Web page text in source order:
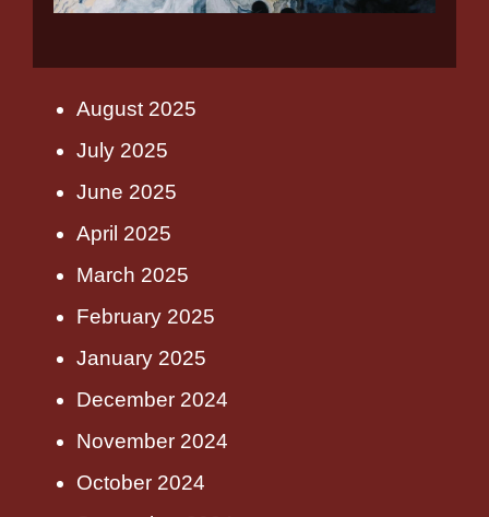
August 2025
July 2025
June 2025
April 2025
March 2025
February 2025
January 2025
December 2024
November 2024
October 2024